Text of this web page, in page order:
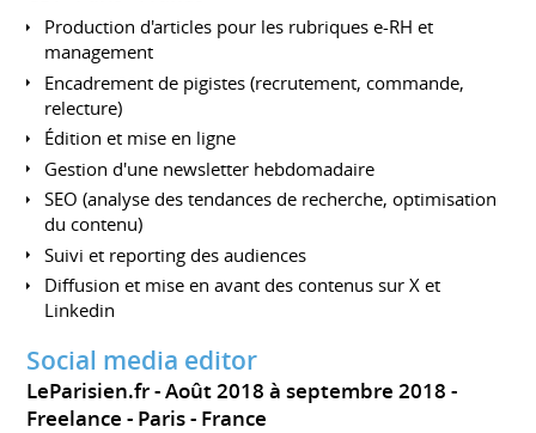
Production d'articles pour les rubriques e-RH et
management
Encadrement de pigistes (recrutement, commande,
relecture)
Édition et mise en ligne
Gestion d'une newsletter hebdomadaire
SEO (analyse des tendances de recherche, optimisation
du contenu)
Suivi et reporting des audiences
Diffusion et mise en avant des contenus sur X et
Linkedin
Social media editor
LeParisien.fr
Août 2018 à septembre 2018
Freelance
Paris France